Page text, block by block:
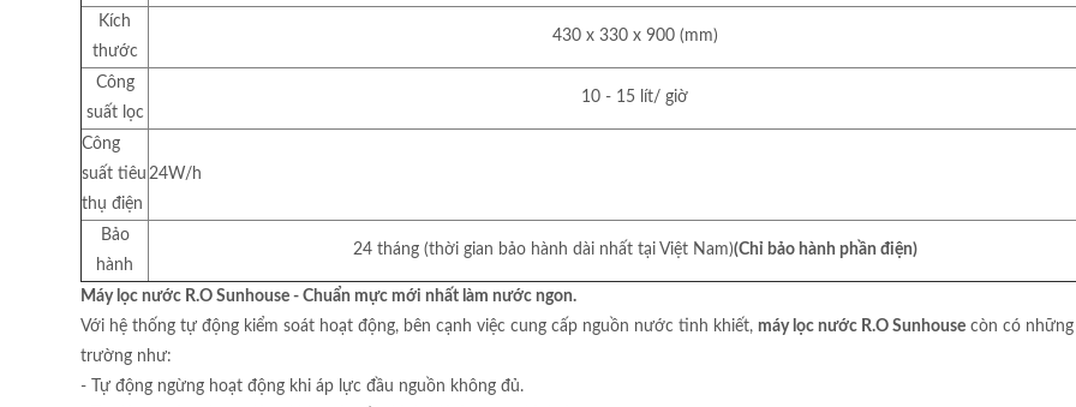
Kích
thước
430 x 330 x 900 (mm)
Công
suất lọc
10 - 15 lít/ giờ
Công
suất tiêu
thụ điện
24W/h
Bảo
hành
24 tháng (thời gian bảo hành dài nhất tại Việt Nam)(Chỉ bảo hành phần điện)
Máy lọc nước R.O Sunhouse - Chuẩn mực mới nhất làm nước ngon.
Với hệ thống tự động kiểm soát hoạt động, bên cạnh việc cung cấp nguồn nước tinh khiết, máy lọc nước R.O Sunhouse còn có
trường như:
- Tự động ngừng hoạt động khi áp lực đầu nguồn không đủ.